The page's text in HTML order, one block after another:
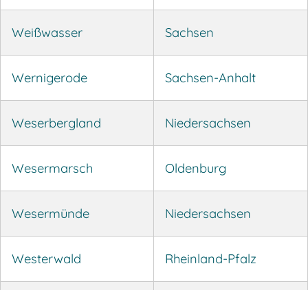
Weißwasser Sachsen
Wernigerode Sachsen-Anhalt
Weserbergland Niedersachsen
Wesermarsch Oldenburg
Wesermünde Niedersachsen
Westerwald Rheinland-Pfalz